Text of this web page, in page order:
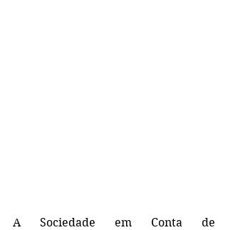
A Sociedade em Conta de